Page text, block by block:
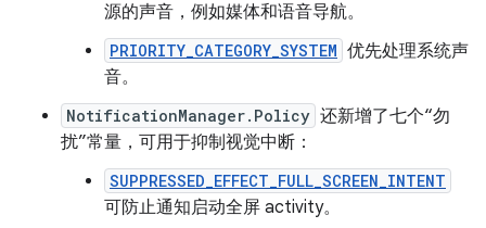
源的声音，例如媒体和语音导航。
PRIORITY_CATEGORY_SYSTEM 优先处理系统声
音。
NotificationManager.Policy 还新增了七个“勿
扰”常量，可用于抑制视觉中断：
SUPPRESSED_EFFECT_FULL_SCREEN_INTENT
可防止通知启动全屏 activity。